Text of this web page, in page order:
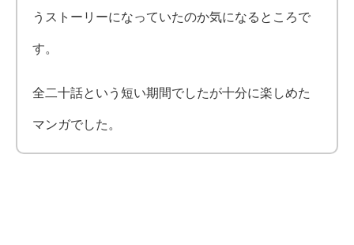
うストーリーになっていたのか気になるところで
す。
全二十話という短い期間でしたが十分に楽しめた
マンガでした。